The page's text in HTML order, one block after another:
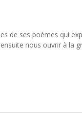
de ses poèmes qui
nous ouvrir à la